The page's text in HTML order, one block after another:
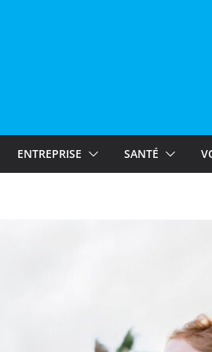
ENTREPRISE SANTÉ